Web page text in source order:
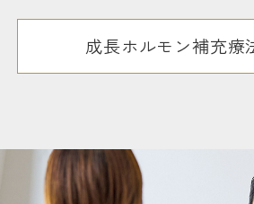
成長ホルモン補充療